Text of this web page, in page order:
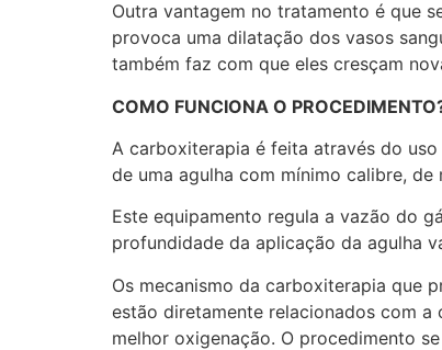
Outra vantagem no tratamento é que
provoca uma dilatação dos vasos
também faz com que eles cresçam
COMO FUNCIONA O
A carboxiterapia é feita através do
de uma agulha com mínimo calibre,
Este equipamento regula a vazão do
profundidade da aplicação da agulha
Os mecanismo da carboxiterapia que
estão diretamente relacionados com a
melhor oxigenação. O procedimento